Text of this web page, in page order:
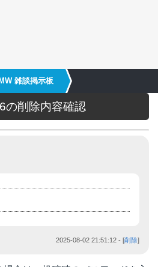
雑談掲示板
の削除内容確認
2025-08-02 21:51:12 - [削除]